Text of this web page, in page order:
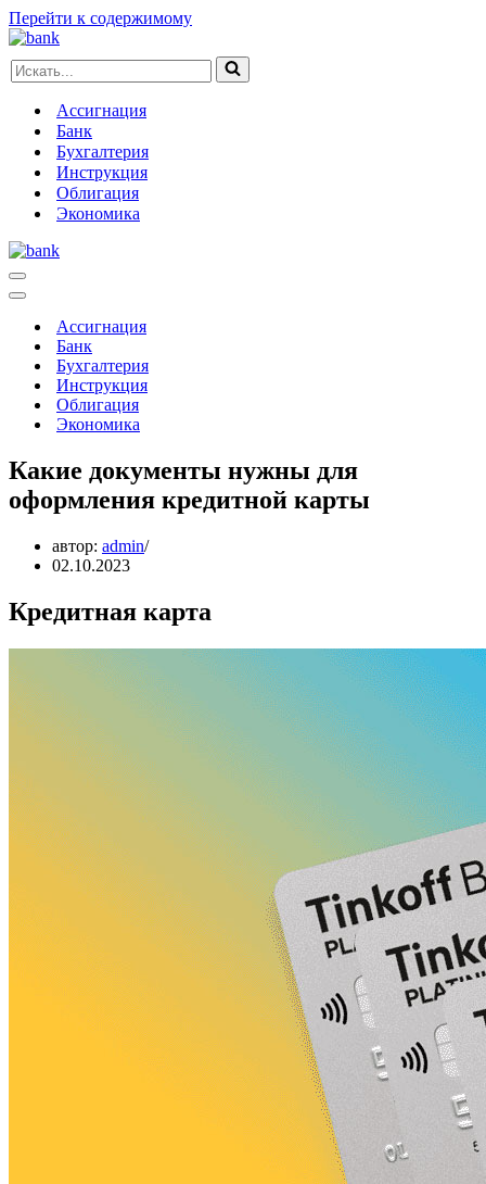
Перейти к содержимому
Искать...
Ассигнация
Банк
Бухгалтерия
Инструкция
Облигация
Экономика
Меню
навигации
Меню
навигацииАссигнация
Банк
Бухгалтерия
Инструкция
Облигация
Экономика
Какие документы нужны для
оформления кредитной карты
автор: admin
02.10.2023
Кредитная карта